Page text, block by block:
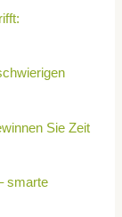
Sie Zeit
smarte